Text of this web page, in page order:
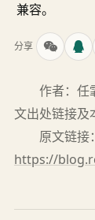
兼容。
分享
作者：任
文出处链接及
原文链接：
https://